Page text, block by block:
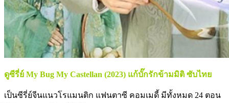
ดูซีรี่ย์ My Bug My Castellan (2023) แก้บั๊กรักข้ามมิติ ซับไทย
เป็นซีรี่ย์จีนแนวโรแมนติก แฟนตาซี คอมเมดี้ มีทั้งหมด 24 ตอน